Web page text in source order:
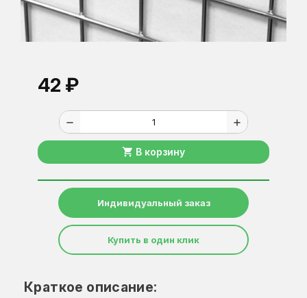
42 ₽
remove add
shopping_cart В корзину
Индивидуальный заказ
Купить в один клик
Краткое описание: